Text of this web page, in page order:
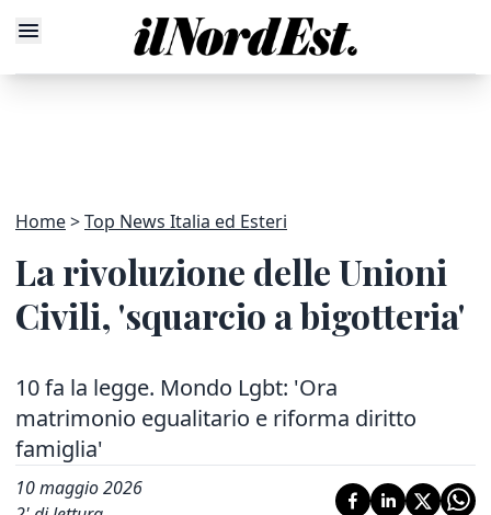
Home Top News Italia ed Esteri
La rivoluzione delle Unioni
Civili, 'squarcio a bigotteria'
10 fa la legge. Mondo Lgbt: 'Ora
matrimonio egualitario e riforma diritto
famiglia'
10 maggio 2026